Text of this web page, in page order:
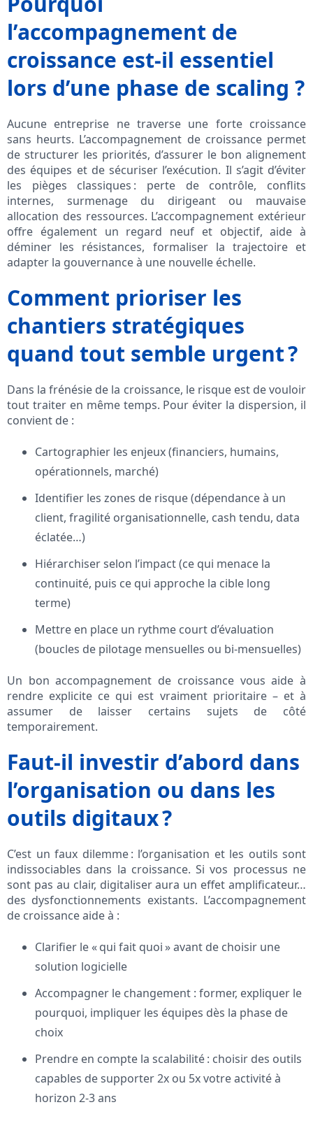
l’accompagnement de
croissance est-il essentiel
lors d’une phase de scaling ?
Aucune entreprise ne traverse une forte croissance
sans heurts. L’accompagnement de croissance permet
de structurer les priorités, d’assurer le bon alignement
des équipes et de sécuriser l’exécution. Il s’agit d’éviter
les pièges classiques : perte de contrôle, conflits
internes, surmenage du dirigeant ou mauvaise
allocation des ressources. L’accompagnement extérieur
offre également un regard neuf et objectif, aide à
déminer les résistances, formaliser la trajectoire et
adapter la gouvernance à une nouvelle échelle.
Comment prioriser les
chantiers stratégiques
quand tout semble urgent ?
Dans la frénésie de la croissance, le risque est de vouloir
tout traiter en même temps. Pour éviter la dispersion, il
convient de :
Cartographier les enjeux (financiers, humains,
opérationnels, marché)
Identifier les zones de risque (dépendance à un
client, fragilité organisationnelle, cash tendu, data
éclatée…)
Hiérarchiser selon l’impact (ce qui menace la
continuité, puis ce qui approche la cible long
terme)
Mettre en place un rythme court d’évaluation
(boucles de pilotage mensuelles ou bi-mensuelles)
Un bon accompagnement de croissance vous aide à
rendre explicite ce qui est vraiment prioritaire – et à
assumer de laisser certains sujets de côté
temporairement.
Faut-il investir d’abord dans
l’organisation ou dans les
outils digitaux ?
C’est un faux dilemme : l’organisation et les outils sont
indissociables dans la croissance. Si vos processus ne
sont pas au clair, digitaliser aura un effet amplificateur…
des dysfonctionnements existants. L’accompagnement
de croissance aide à :
Clarifier le « qui fait quoi » avant de choisir une
solution logicielle
Accompagner le changement : former, expliquer le
pourquoi, impliquer les équipes dès la phase de
choix
Prendre en compte la scalabilité : choisir des outils
capables de supporter 2x ou 5x votre activité à
horizon 2-3 ans